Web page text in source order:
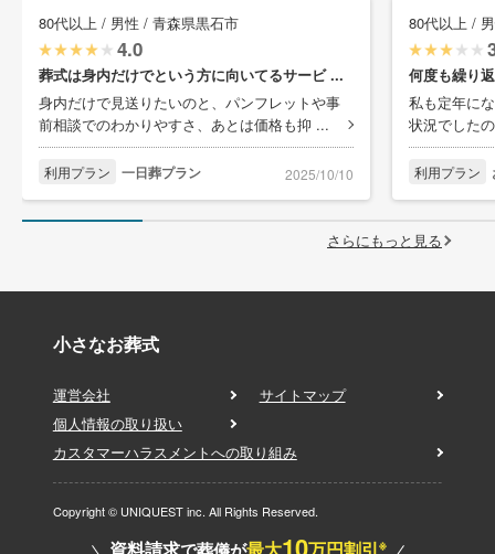
80代以上 / 男性 / 青森県黒石市
4.0
葬式は身内だけでという方に向いてるサービ ...
身内だけで見送りたいのと、パンフレットや事
前相談でのわかりやすさ、あとは価格も抑 ...
利用プラン 一日葬プラン 2025/10/10
80代以上 /
何度も繰り
私も定年に
状況でした
利用プラン
さらにもっと見る
小さなお葬式
運営会社
サイトマップ
個人情報の取り扱い
カスタマーハラスメントへの取り組み
Copyright © UNIQUEST inc. All Rights Reserved.
※